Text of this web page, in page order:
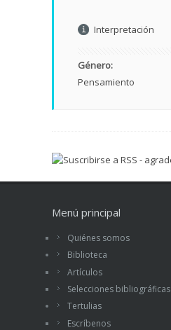
Interpretación
Género:
Pensamiento
Menú principal
Quiénes somos
Biblioteca
Artículos
Selecciones bibliográficas
Tertulias
Escríbenos